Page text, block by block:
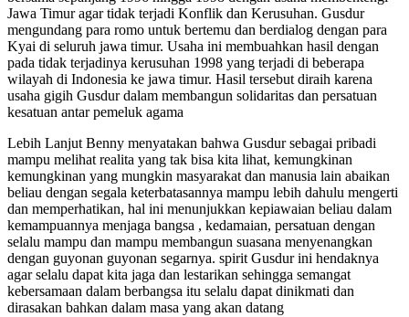
Jawa Timur agar tidak terjadi Konflik dan Kerusuhan. Gusdur
mengundang para romo untuk bertemu dan berdialog dengan para
Kyai di seluruh jawa timur. Usaha ini membuahkan hasil dengan
pada tidak terjadinya kerusuhan 1998 yang terjadi di beberapa
wilayah di Indonesia ke jawa timur. Hasil tersebut diraih karena
usaha gigih Gusdur dalam membangun solidaritas dan persatuan
kesatuan antar pemeluk agama
Lebih Lanjut Benny menyatakan bahwa Gusdur sebagai pribadi
mampu melihat realita yang tak bisa kita lihat, kemungkinan
kemungkinan yang mungkin masyarakat dan manusia lain abaikan
beliau dengan segala keterbatasannya mampu lebih dahulu mengerti
dan memperhatikan, hal ini menunjukkan kepiawaian beliau dalam
kemampuannya menjaga bangsa , kedamaian, persatuan dengan
selalu mampu dan mampu membangun suasana menyenangkan
dengan guyonan guyonan segarnya. spirit Gusdur ini hendaknya
agar selalu dapat kita jaga dan lestarikan sehingga semangat
kebersamaan dalam berbangsa itu selalu dapat dinikmati dan
dirasakan bahkan dalam masa yang akan datang